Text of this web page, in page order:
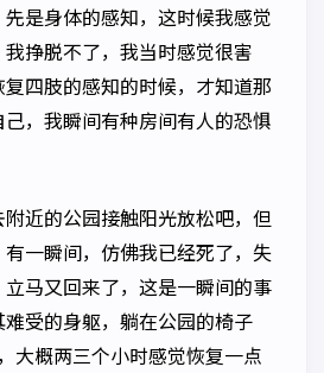
是身体的感知，这时候我感觉
挣脱不了，我当时感觉很害
四肢的感知的时候，才知道那
，我瞬间有种房间有人的恐惧
近的公园接触阳光放松吧，但
一瞬间，仿佛我已经死了，失
马又回来了，这是一瞬间的事
受的身躯，躺在公园的椅子
大概两三个小时感觉恢复一点